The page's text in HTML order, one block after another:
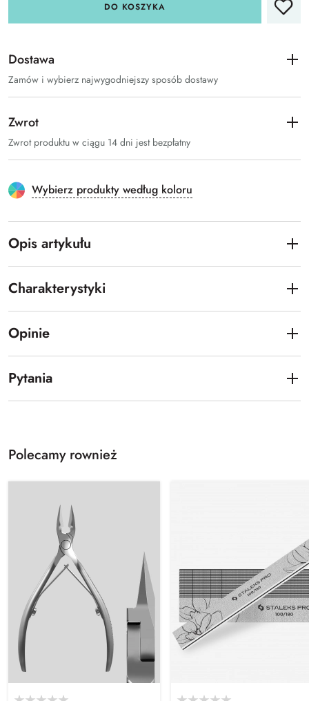
DO KOSZYKA
Dostawa
Zamów i wybierz najwygodniejszy sposób dostawy
Zwrot
Zwrot produktu w ciągu 14 dni jest bezpłatny
Wybierz produkty według koloru
Opis artykułu
Charakterystyki
Opinie
Pytania
Polecamy rownież